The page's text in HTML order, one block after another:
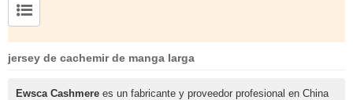
jersey de cachemir de manga larga
Ewsca Cashmere es un fabricante y proveedor profesional en China